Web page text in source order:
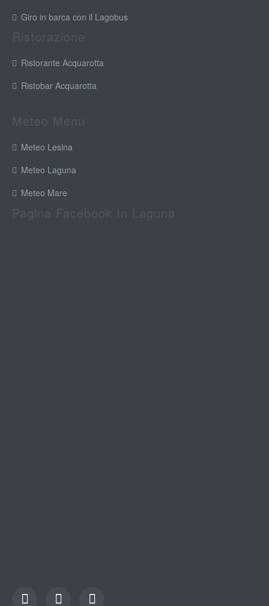
Giro in barca con il Lagobus
Ristorante Acquarotta
Ristobar Acquarotta
Meteo Lesina
Meteo Laguna
Meteo Mare